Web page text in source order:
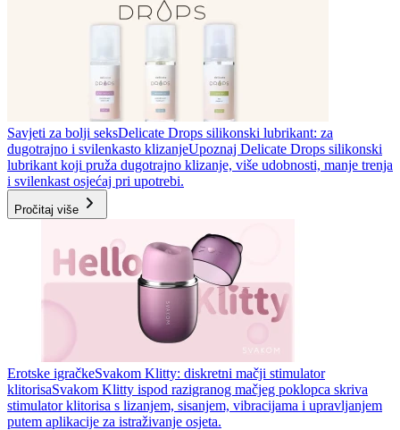
Savjeti za bolji seksDelicate Drops silikonski lubrikant: za
dugotrajno i svilenkasto klizanjeUpoznaj Delicate Drops silikonski
lubrikant koji pruža dugotrajno klizanje, više udobnosti, manje trenja
i svilenkast osjećaj pri upotrebi.
Pročitaj više
Erotske igračkeSvakom Klitty: diskretni mačji stimulator
klitorisaSvakom Klitty ispod razigranog mačjeg poklopca skriva
stimulator klitorisa s lizanjem, sisanjem, vibracijama i upravljanjem
putem aplikacije za istraživanje osjeta.